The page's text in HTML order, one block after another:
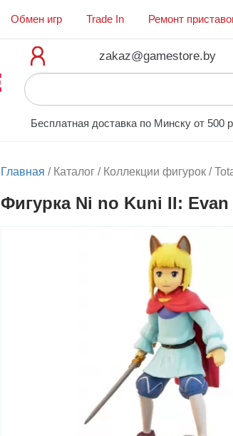
Обмен игр Trade In Ремонт
zakaz@gamestore.by
Бесплатная доставка по Минску от 500
Главная / Каталог / Коллекции фигурок /
Фигурка Ni no Kuni II: Evan